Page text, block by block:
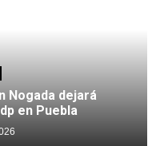
Nogada dejará
en Puebla